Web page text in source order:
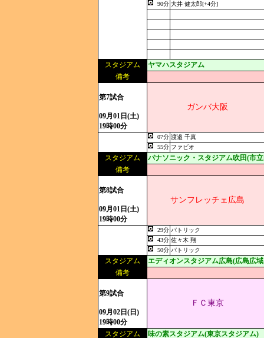
90分 大井 健太郎[+4分]
スタジアム
ヤマハスタジアム
備考
第7試合
09月01日(土)
19時00分
ガンバ大阪
07分 渡邉 千真
55分 ファビオ
スタジアム
パナソニック・スタジアム吹田(市
備考
第8試合
09月01日(土)
19時00分
サンフレッチェ広島
29分 パトリック
43分 佐々木 翔
50分 パトリック
スタジアム
エディオンスタジアム広島(広島広
備考
第9試合
09月02日(日)
19時00分
ＦＣ東京
スタジアム 味の素スタジアム(東京スタジアム)